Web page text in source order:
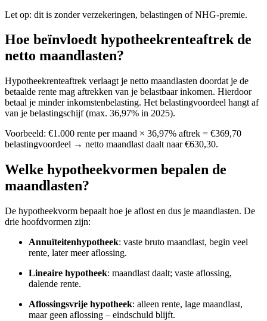
Let op: dit is zonder verzekeringen, belastingen of NHG-premie.
Hoe beïnvloedt hypotheekrenteaftrek de
netto maandlasten?
Hypotheekrenteaftrek verlaagt je netto maandlasten doordat je de
betaalde rente mag aftrekken van je belastbaar inkomen. Hierdoor
betaal je minder inkomstenbelasting. Het belastingvoordeel hangt af
van je belastingschijf (max. 36,97% in 2025).
Voorbeeld: €1.000 rente per maand × 36,97% aftrek = €369,70
belastingvoordeel → netto maandlast daalt naar €630,30.
Welke hypotheekvormen bepalen de
maandlasten?
De hypotheekvorm bepaalt hoe je aflost en dus je maandlasten. De
drie hoofdvormen zijn:
Annuïteitenhypotheek: vaste bruto maandlast, begin veel
rente, later meer aflossing.
Lineaire hypotheek: maandlast daalt; vaste aflossing,
dalende rente.
Aflossingsvrije hypotheek: alleen rente, lage maandlast,
maar geen aflossing – eindschuld blijft.